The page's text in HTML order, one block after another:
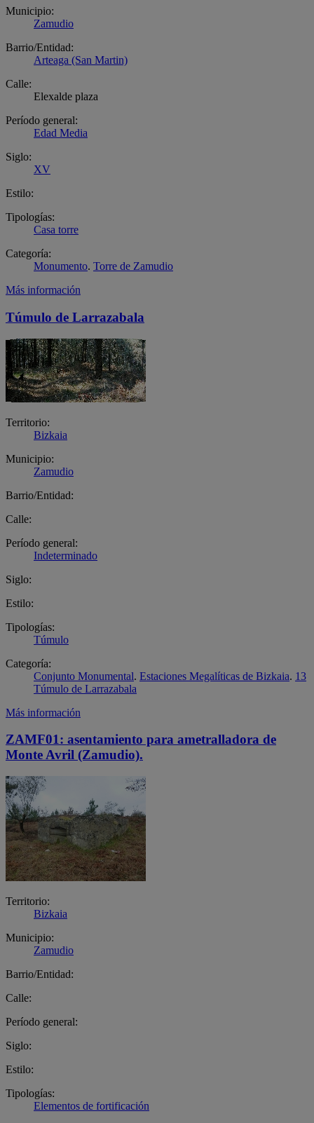
Municipio:
Zamudio
Barrio/Entidad:
Arteaga (San Martin)
Calle:
Elexalde plaza
Período general:
Edad Media
Siglo:
XV
Estilo:
Tipologías:
Casa torre
Categoría:
Monumento. Torre de Zamudio
Más información
Túmulo de Larrazabala
Territorio:
Bizkaia
Municipio:
Zamudio
Barrio/Entidad:
Calle:
Período general:
Indeterminado
Siglo:
Estilo:
Tipologías:
Túmulo
Categoría:
Conjunto Monumental. Estaciones Megalíticas de Bizkaia. 13
Túmulo de Larrazabala
Más información
ZAMF01: asentamiento para ametralladora de
Monte Avril (Zamudio).
Territorio:
Bizkaia
Municipio:
Zamudio
Barrio/Entidad:
Calle:
Período general:
Siglo:
Estilo:
Tipologías:
Elementos de fortificación